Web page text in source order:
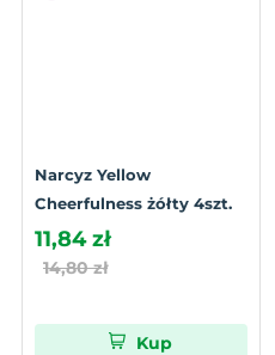
Narcyz Yellow
Cheerfulness żółty 4szt.
11,84 zł
14,80 zł
Kup